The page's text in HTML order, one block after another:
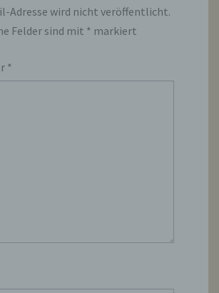
Adresse wird nicht veröffentlicht.
Felder sind mit * markiert
*